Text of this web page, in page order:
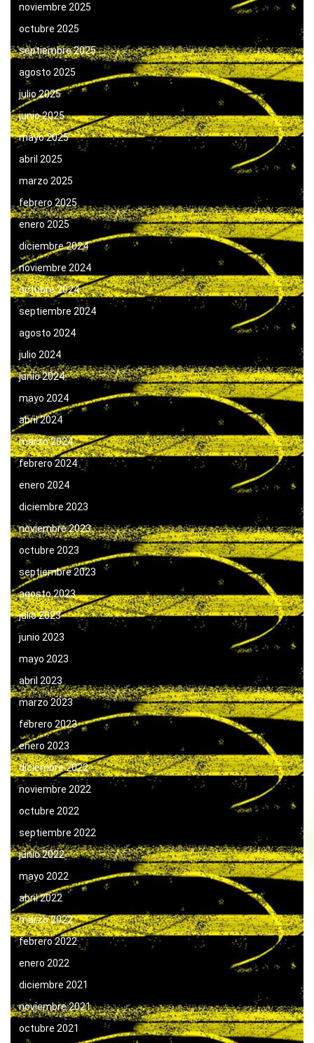
noviembre 2025
octubre 2025
septiembre 2025
agosto 2025
julio 2025
junio 2025
mayo 2025
abril 2025
marzo 2025
febrero 2025
enero 2025
diciembre 2024
noviembre 2024
octubre 2024
septiembre 2024
agosto 2024
julio 2024
junio 2024
mayo 2024
abril 2024
marzo 2024
febrero 2024
enero 2024
diciembre 2023
noviembre 2023
octubre 2023
septiembre 2023
agosto 2023
julio 2023
junio 2023
mayo 2023
abril 2023
marzo 2023
febrero 2023
enero 2023
diciembre 2022
noviembre 2022
octubre 2022
septiembre 2022
junio 2022
mayo 2022
abril 2022
marzo 2022
febrero 2022
enero 2022
diciembre 2021
noviembre 2021
octubre 2021